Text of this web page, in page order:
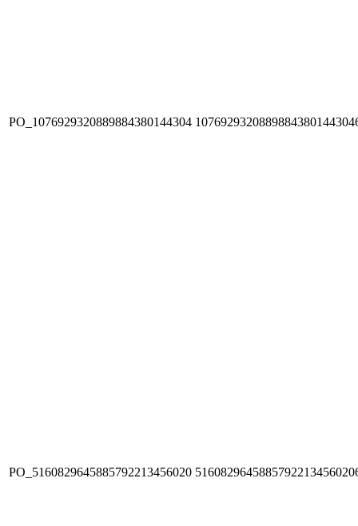
PO_1076929320889884380144304
PO_5160829645885792213456020